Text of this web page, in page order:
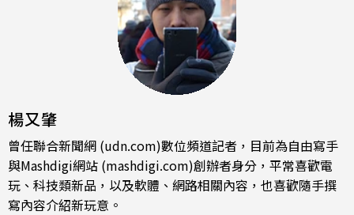
楊又肇
曾任聯合新聞網 (udn.com)數位頻道記者，目前為自由寫手
與Mashdigi網站 (mashdigi.com)創辦者身分，平常喜歡電
玩、科技類新品，以及軟體、網路相關內容，也喜歡隨手撰
寫內容介紹新玩意。